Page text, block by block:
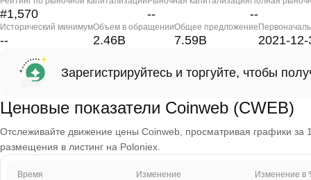
#1,570 -- --
Исторический минимум
--
Объем в обращении
2.46B
Общее предложение
7.59B 2021-12-
Зарегистрируйтесь и торгуйте, чтобы
Ценовые показатели Coinweb (CWEB)
Отслеживайте движение цены Coinweb, просматривая графики
размещения в листинг на Poloniex.
Время Изменение Изменение в